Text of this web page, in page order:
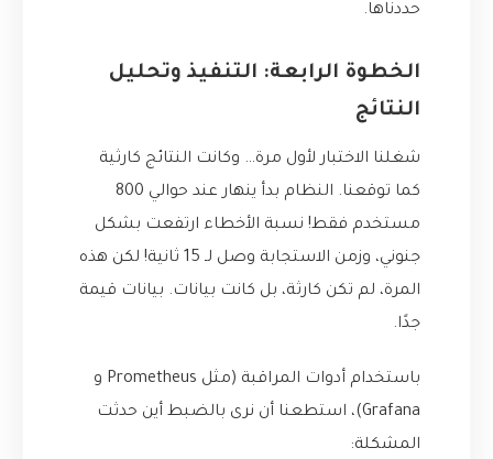
حددناها.
الخطوة الرابعة: التنفيذ وتحليل
النتائج
شغلنا الاختبار لأول مرة… وكانت النتائج كارثية
كما توقعنا. النظام بدأ ينهار عند حوالي 800
مستخدم فقط! نسبة الأخطاء ارتفعت بشكل
جنوني، وزمن الاستجابة وصل لـ 15 ثانية! لكن هذه
المرة، لم تكن كارثة، بل كانت بيانات. بيانات قيمة
جدًا.
باستخدام أدوات المراقبة (مثل Prometheus و
Grafana)، استطعنا أن نرى بالضبط أين حدثت
المشكلة: